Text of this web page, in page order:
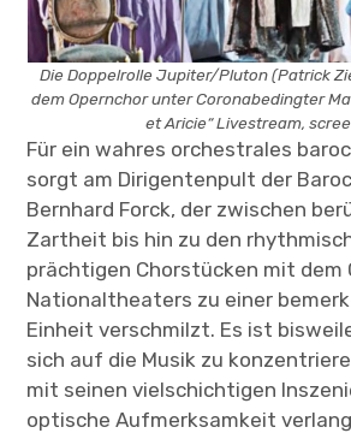
Die Doppelrolle Jupiter/Pluton (Patrick
dem Opernchor unter Coronabedingter
et Aricie“ Livestream,
Für ein wahres orchestrales
sorgt am Dirigentenpult der
Bernhard Forck, der zwischen
Zartheit bis hin zu den
prächtigen Chorstücken mit dem
Nationaltheaters zu einer
Einheit verschmilzt. Es ist
sich auf die Musik zu
mit seinen vielschichtigen
optische Aufmerksamkeit